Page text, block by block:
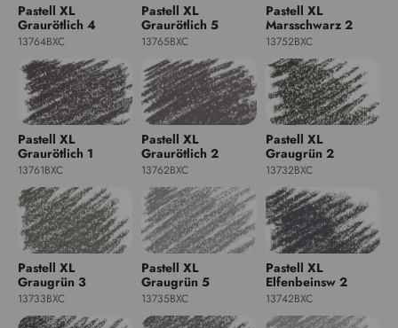
Pastell XL
Graurötlich 4
13764BXC
Pastell XL
Graurötlich 5
13765BXC
Pastell XL
Marsschwarz 2
13752BXC
Pastell XL
Graurötlich 1
13761BXC
Pastell XL
Graurötlich 2
13762BXC
Pastell XL
Graugrün 2
13732BXC
Pastell XL
Graugrün 3
13733BXC
Pastell XL
Graugrün 5
13735BXC
Pastell XL
Elfenbeinsw 2
13742BXC